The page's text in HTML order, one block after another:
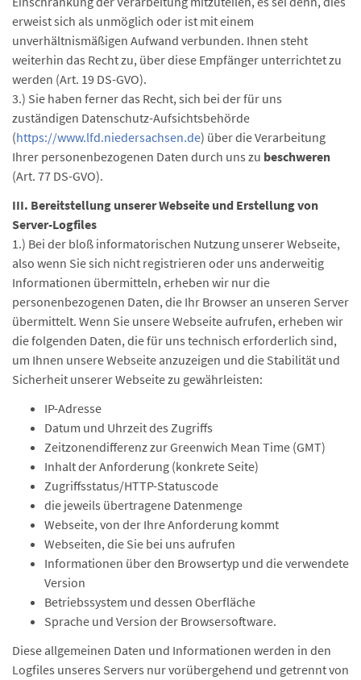
erweist sich als unmöglich oder ist mit einem
unverhältnismäßigen Aufwand verbunden. Ihnen steht
weiterhin das Recht zu, über diese Empfänger unterrichtet zu
werden (Art. 19 DS-GVO).
3.) Sie haben ferner das Recht, sich bei der für uns
zuständigen Datenschutz-Aufsichtsbehörde
(https://www.lfd.niedersachsen.de) über die Verarbeitung
Ihrer personenbezogenen Daten durch uns zu beschweren
(Art. 77 DS-GVO).
III. Bereitstellung unserer Webseite und Erstellung von
Server-Logfiles
1.) Bei der bloß informatorischen Nutzung unserer Webseite,
also wenn Sie sich nicht registrieren oder uns anderweitig
Informationen übermitteln, erheben wir nur die
personenbezogenen Daten, die Ihr Browser an unseren Server
übermittelt. Wenn Sie unsere Webseite aufrufen, erheben wir
die folgenden Daten, die für uns technisch erforderlich sind,
um Ihnen unsere Webseite anzuzeigen und die Stabilität und
Sicherheit unserer Webseite zu gewährleisten:
IP-Adresse
Datum und Uhrzeit des Zugriffs
Zeitzonendifferenz zur Greenwich Mean Time (GMT)
Inhalt der Anforderung (konkrete Seite)
Zugriffsstatus/HTTP-Statuscode
die jeweils übertragene Datenmenge
Webseite, von der Ihre Anforderung kommt
Webseiten, die Sie bei uns aufrufen
Informationen über den Browsertyp und die verwendete
Version
Betriebssystem und dessen Oberfläche
Sprache und Version der Browsersoftware.
Diese allgemeinen Daten und Informationen werden in den
Logfiles unseres Servers nur vorübergehend und getrennt von